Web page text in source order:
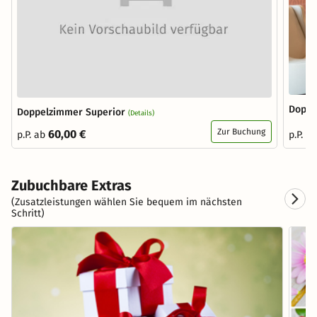
zwischendurch.
Doppelzimmer Superior (Details)
p.P. ab 60,00 € Zur Buchung p.P.
Zubuchbare Extras
(Zusatzleistungen wählen Sie bequem im nächsten
Schritt)